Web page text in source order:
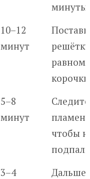
минуты
10–12
минут
корочки
5–8
минут
чтобы
3–4
Дальше